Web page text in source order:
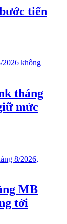
tiến
tháng
mức
MB
tới